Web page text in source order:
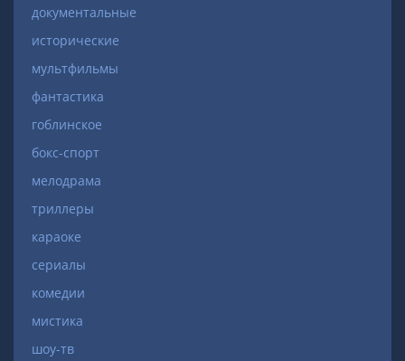
документальные
исторические
мультфильмы
фантастика
гоблинское
бокс-спорт
мелодрама
триллеры
караоке
сериалы
комедии
мистика
шоу-тв